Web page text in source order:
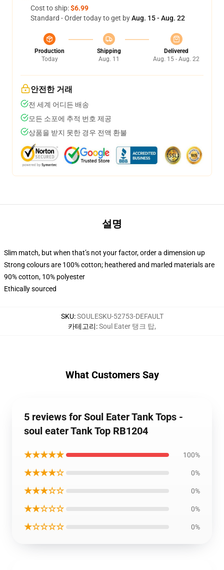
Cost to ship:$6.99
Standard - Order today to get byAug. 15 - Aug. 22
Production
Today
Shipping
Aug. 11
Delivered
Aug. 15 - Aug. 22
안전한 거래
전 세계 어디든 배송
모든 소포에 추적 번호 제공
상품을 받지 못한 경우 전액 환불
설명
Slim match, but when that’s not your factor, order a dimension up
Strong colours are 100% cotton; heathered and marled materials are
90% cotton, 10% polyester
Ethically sourced
SKU:SOULESKU-52753-DEFAULT
카테고리:Soul Eater 탱크 탑,
What Customers Say
5 reviews for Soul Eater Tank Tops -
soul eater Tank Top RB1204
★★★★★ 100%
★★★★☆ 0%
★★★☆☆ 0%
★★☆☆☆ 0%
★☆☆☆☆ 0%